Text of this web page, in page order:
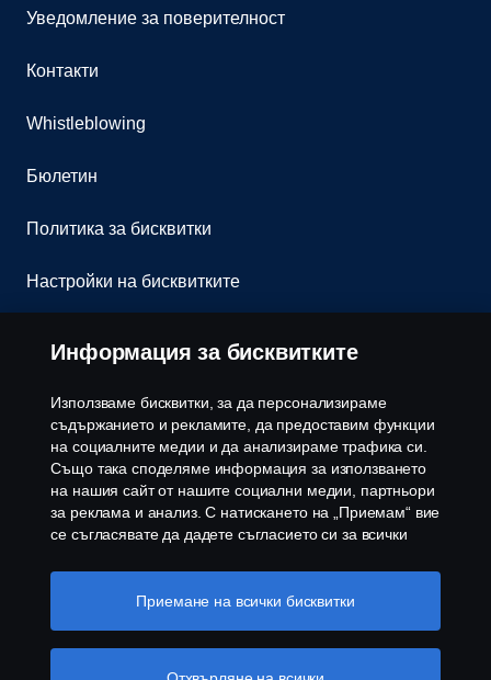
Уведомление за поверителност
Контакти
Whistleblowing
Бюлетин
Политика за бисквитки
Настройки на бисквитките
© Copyright Scania 2026 Всички права запазени.
Скания България ЕООД, 1186 София, с. Герман,
ул. Манастирска воденица №5, Тел.+359 2 970
54 00
Информация за бисквитките
Използваме бисквитки, за да персонализираме
съдържанието и рекламите, да предоставим функции
на социалните медии и да анализираме трафика си.
Също така споделяме информация за използването
на нашия сайт от нашите социални медии, партньори
за реклама и анализ. С натискането на „Приемам“ вие
се съгласявате да дадете съгласието си за всички
споделя. Можете също така да управлявате своите
бисквитки, като щракнете върху „Настройки на
Приемане на всички бисквитки